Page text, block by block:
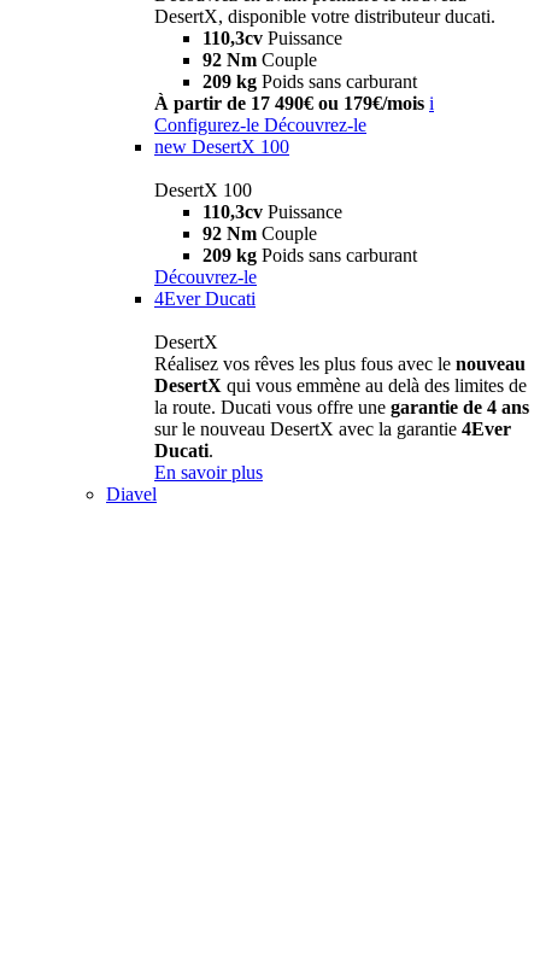
DesertX, disponible votre distributeur ducati.
110,3cv Puissance
92 Nm Couple
209 kg Poids sans carburant
À partir de 17 490€ ou 179€/mois i
Configurez-le Découvrez-le
new DesertX 100
DesertX 100
110,3cv Puissance
92 Nm Couple
209 kg Poids sans carburant
Découvrez-le
4Ever Ducati
DesertX
Réalisez vos rêves les plus fous avec le nouveau
DesertX qui vous emmène au delà des limites de
la route. Ducati vous offre une garantie de 4 ans
sur le nouveau DesertX avec la garantie 4Ever
Ducati.
En savoir plus
Diavel